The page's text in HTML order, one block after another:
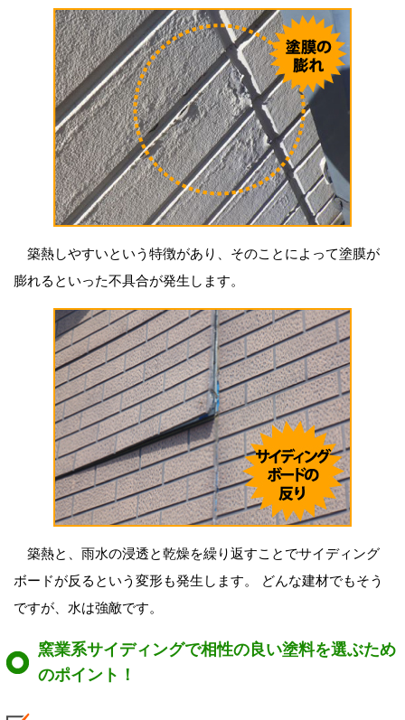
築熱しやすいという特徴があり、そのことによって塗膜が
膨れるといった不具合が発生します。
築熱と、雨水の浸透と乾燥を繰り返すことでサイディング
ボードが反るという変形も発生します。 どんな建材でもそう
ですが、水は強敵です。
窯業系サイディングで相性の良い塗料を選ぶため
のポイント！